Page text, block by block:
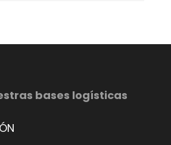
bases logísticas